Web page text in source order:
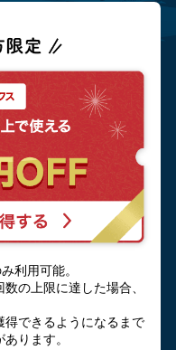
利用可能。
の上限に達した場合、
できるようになるまで
ります。